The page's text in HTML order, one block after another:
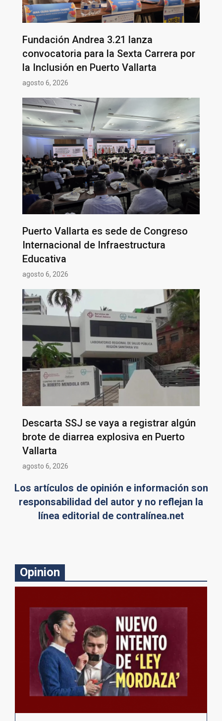
Fundación Andrea 3.21 lanza
convocatoria para la Sexta Carrera por
la Inclusión en Puerto Vallarta
agosto 6, 2026
Puerto Vallarta es sede de Congreso
Internacional de Infraestructura
Educativa
agosto 6, 2026
Descarta SSJ se vaya a registrar algún
brote de diarrea explosiva en Puerto
Vallarta
agosto 6, 2026
Los artículos de opinión e información son
responsabilidad del autor y no reflejan la
línea editorial de contralínea.net
Opinion